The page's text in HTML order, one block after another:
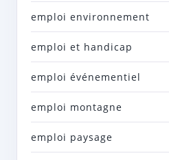
emploi environnement
emploi et handicap
emploi événementiel
emploi montagne
emploi paysage